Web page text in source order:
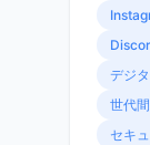
デジ
世代
セキ